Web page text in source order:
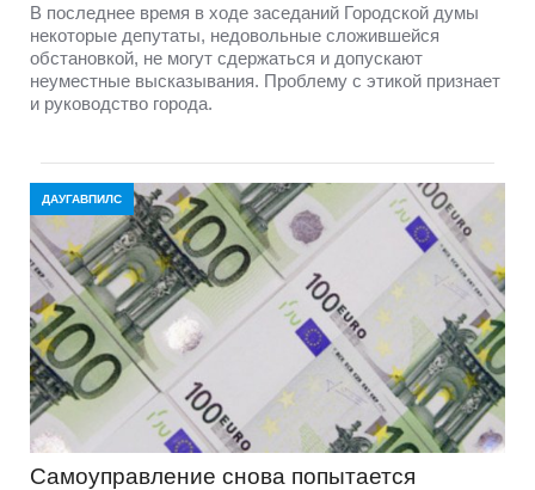
В последнее время в ходе заседаний Городской думы
некоторые депутаты, недовольные сложившейся
обстановкой, не могут сдержаться и допускают
неуместные высказывания. Проблему с этикой признает
и руководство города.
ДАУГАВПИЛС
Самоуправление снова попытается